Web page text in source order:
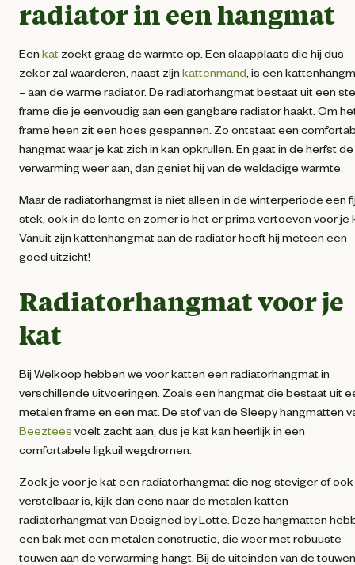
radiator in een hangmat
Een kat zoekt graag de warmte op. Een slaapplaats die hij dus
zeker zal waarderen, naast zijn kattenmand , is een
– aan de warme radiator. De radiatorhangmat bestaat uit een
frame die je eenvoudig aan een gangbare radiator haakt. Om
frame heen zit een hoes gespannen. Zo ontstaat een
hangmat waar je kat zich in kan opkrullen. En gaat in de herfst de
verwarming weer aan, dan geniet hij van de weldadige warmte.
Maar de radiatorhangmat is niet alleen in de winterperiode een
stek, ook in de lente en zomer is het er prima vertoeven voor je
Vanuit zijn kattenhangmat aan de radiator heeft hij meteen een
goed uitzicht!
Radiatorhangmat voor je
kat
Bij Welkoop hebben we voor katten een radiatorhangmat in
verschillende uitvoeringen. Zoals een hangmat die bestaat uit
metalen frame en een mat. De stof van de Sleepy hangmatten
Beeztees voelt zacht aan, dus je kat kan heerlijk in een
comfortabele ligkuil wegdromen.
Zoek je voor je kat een radiatorhangmat die nog steviger of ook
verstelbaar is, kijk dan eens naar de metalen katten
radiatorhangmat van Designed by Lotte. Deze hangmatten
een bak met een metalen constructie, die weer met robuuste
touwen aan de verwarming hangt. Bij de uiteinden van de